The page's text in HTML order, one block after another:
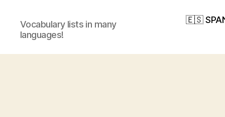
Vocabulary lists in many
languages!
🇪🇸